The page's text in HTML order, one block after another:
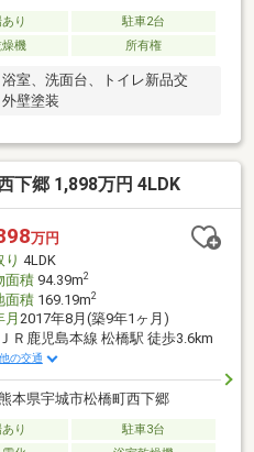
り
駐車2台
機 所有権
室、洗面台、トイレ新品交
壁塗装
下郷 1,898万円 4LDK
万円
り 4LDK
面積94.39m2
面積169.19m2
月 2017年8月(築9年1ヶ月)
ＪＲ鹿児島本線 松橋駅 徒歩3.6km
の交通
熊本県宇城市松橋町西下郷
り
駐車3台